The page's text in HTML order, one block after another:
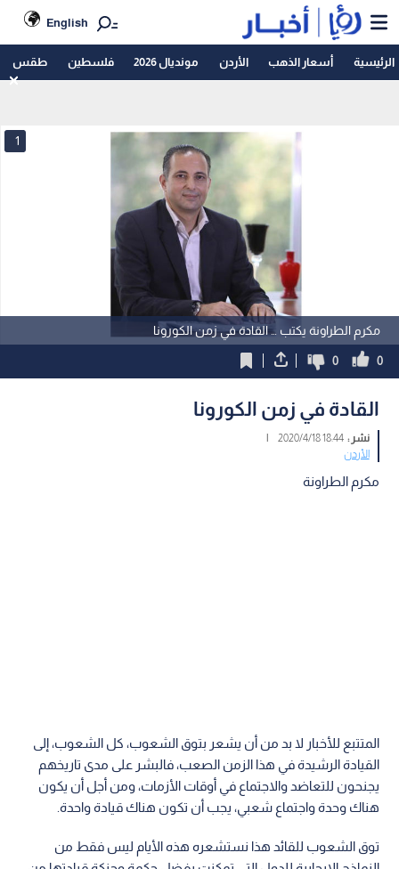
English
الرئيسية أسعار الذهب الأردن مونديال 2026 فلسطين طقس
مكرم الطراونة يكتب … القادة في زمن الكورونا
1
0
0
القادة في زمن الكورونا
نشر :18:44 2020/4/18
|
الأردن
مكرم الطراونة
المتتبع للأخبار لا بد من أن يشعر بتوق الشعوب، كل الشعوب، إلى
القيادة الرشيدة في هذا الزمن الصعب، فالبشر على مدى تاريخهم
يجنحون للتعاضد والاجتماع في أوقات الأزمات، ومن أجل أن يكون
هناك وحدة واجتماع شعبي، يجب أن تكون هناك قيادة واحدة.
توق الشعوب للقائد هذا نستشعره هذه الأيام ليس فقط من